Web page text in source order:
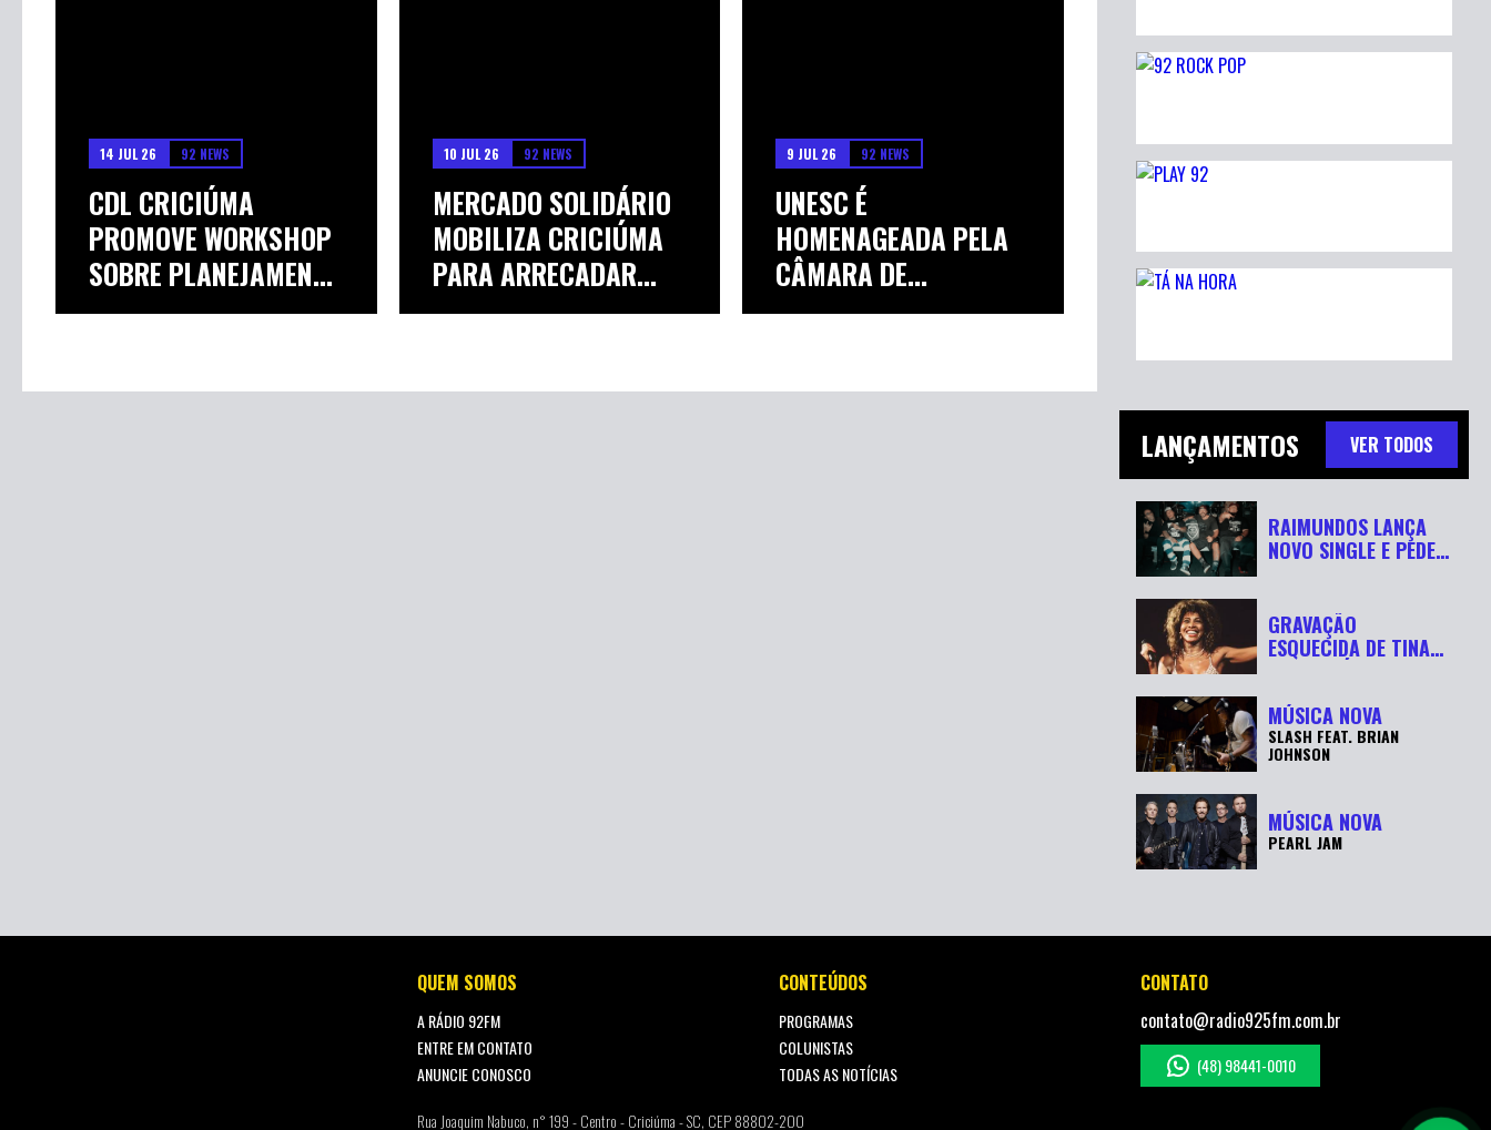
14 JUL 26 92 NEWS
CDL CRICIÚMA
PROMOVE WORKSHOP
SOBRE PLANEJAMENTO
D...
10 JUL 26 92 NEWS
MERCADO SOLIDÁRIO
MOBILIZA CRICIÚMA
PARA ARRECADAR...
9 JUL 26 92 NEWS
UNESC É
HOMENAGEADA PELA
CÂMARA DE
VEREADORES DE C...
LANÇAMENTOS VER TODOS
RAIMUNDOS LANÇA
NOVO SINGLE E PEDE
GRAVAÇÃO
ESQUECIDA DE TINA
MÚSICA NOVA
SLASH FEAT. BRIAN
JOHNSON
MÚSICA NOVA
PEARL JAM
QUEM SOMOS
A RÁDIO 92FM
ENTRE EM CONTATO
ANUNCIE CONOSCO
CONTEÚDOS
PROGRAMAS
COLUNISTAS
TODAS AS NOTÍCIAS
CONTATO
contato@radio925fm.com.br
(48) 98441-0010
Rua Joaquim Nabuco, n° 199 - Centro - Criciúma - SC, CEP 88802-200